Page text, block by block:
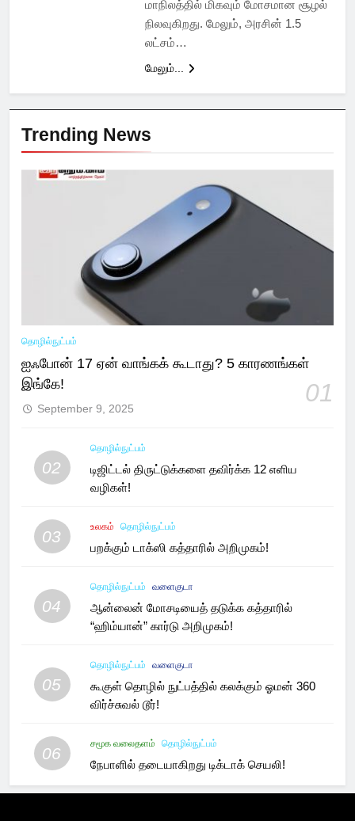
மாநிலத்தில் மிகவும் மோசமான சூழல்
நிலவுகிறது. மேலும், அரசின் 1.5
லட்சம்…
மேலும்...
Trending News
தொழில்நுட்பம்
ஐஃபோன் 17 ஏன் வாங்கக் கூடாது? 5 காரணங்கள்
இங்கே!
01
September 9, 2025
02
தொழில்நுட்பம்
டிஜிட்டல் திருட்டுக்களை தவிர்க்க 12 எளிய
வழிகள்!
03
உலகம் தொழில்நுட்பம்
பறக்கும் டாக்ஸி கத்தாரில் அறிமுகம்!
04
தொழில்நுட்பம் வளைகுடா
ஆன்லைன் மோசடியைத் தடுக்க கத்தாரில்
“ஹிம்யான்” கார்டு அறிமுகம்!
05
தொழில்நுட்பம் வளைகுடா
கூகுள் தொழில் நுட்பத்தில் கலக்கும் ஓமன் 360
விர்ச்சுவல் டூர்!
06
சமூக வலைதளம் தொழில்நுட்பம்
நேபாளில் தடையாகிறது டிக்டாக் செயலி!